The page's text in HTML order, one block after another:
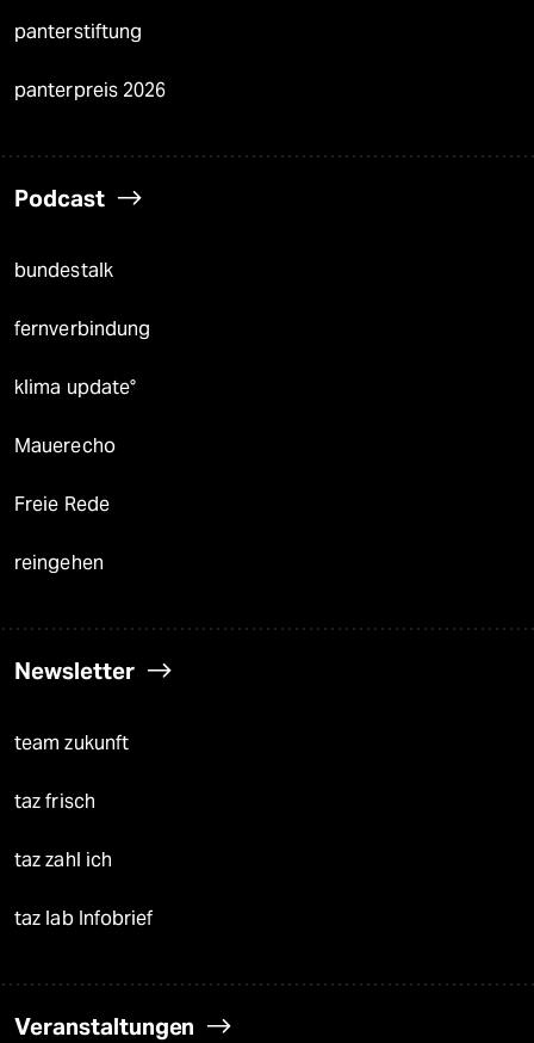
panterstiftung
panterpreis 2026
Podcast
bundestalk
fernverbindung
klima update°
Mauerecho
Freie Rede
reingehen
Newsletter
team zukunft
taz frisch
taz zahl ich
taz lab Infobrief
Veranstaltungen